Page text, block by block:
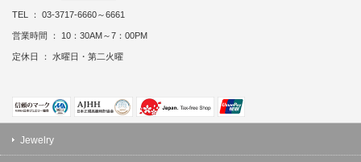
TEL ： 03-3717-6660～6661
営業時間 ： 10：30AM～7：00PM
定休日 ： 水曜日・第二火曜
Jewelry